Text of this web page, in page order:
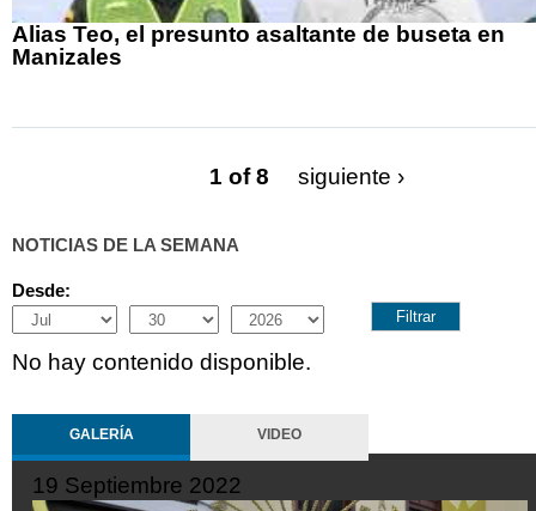
Alias Teo, el presunto asaltante de buseta en
Manizales
1 of 8 siguiente ›
NOTICIAS DE LA SEMANA
Desde:
Month
Day Year
No hay contenido disponible.
GALERÍA VIDEO